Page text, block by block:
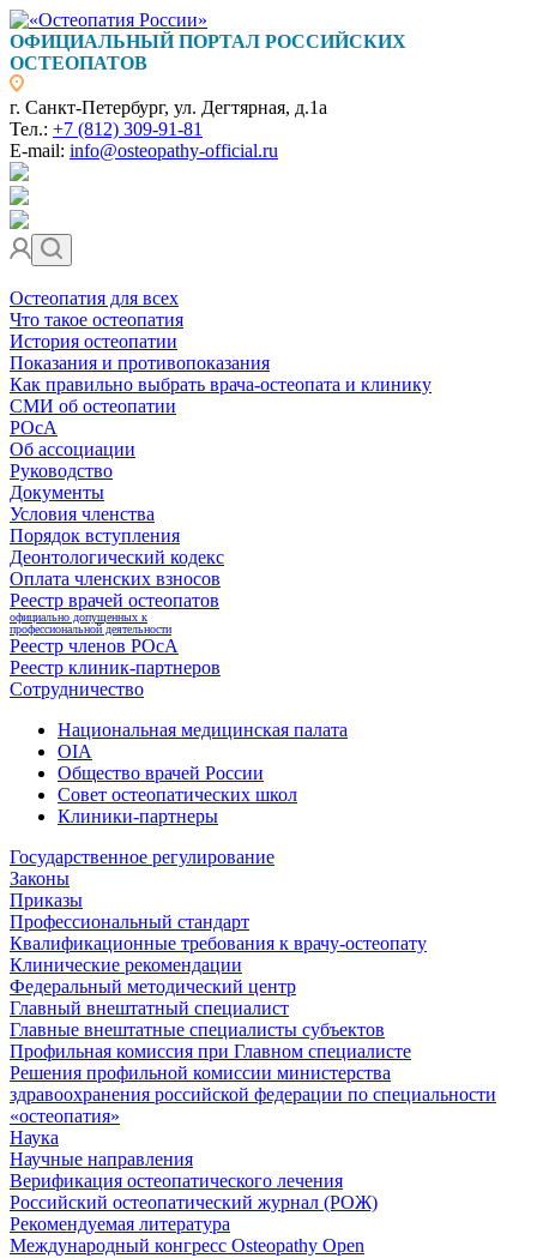
ОФИЦИАЛЬНЫЙ ПОРТАЛ РОССИЙСКИХ
ОСТЕОПАТОВ
г. Санкт-Петербург, ул. Дегтярная, д.1а
Тел.: +7 (812) 309-91-81
E-mail: info@osteopathy-official.ru
Остеопатия для всех
Что такое остеопатия
История остеопатии
Показания и противопоказания
Как правильно выбрать врача-остеопата и клинику
СМИ об остеопатии
РОсА
Об ассоциации
Руководство
Документы
Условия членства
Порядок вступления
Деонтологический кодекс
Оплата членских взносов
Реестр врачей остеопатов
официально допущенных к
профессиональной деятельности
Реестр членов РОсА
Реестр клиник-партнеров
Сотрудничество
Национальная медицинская палата
OIA
Общество врачей России
Совет остеопатических школ
Клиники-партнеры
Государственное регулирование
Законы
Приказы
Профессиональный стандарт
Квалификационные требования к врачу-остеопату
Клинические рекомендации
Федеральный методический центр
Главный внештатный специалист
Главные внештатные специалисты субъектов
Профильная комиссия при Главном специалисте
Решения профильной комиссии министерства
здравоохранения российской федерации по специальности
«остеопатия»
Наука
Научные направления
Верификация остеопатического лечения
Российский остеопатический журнал (РОЖ)
Рекомендуемая литература
Международный конгресс Osteopathy Open